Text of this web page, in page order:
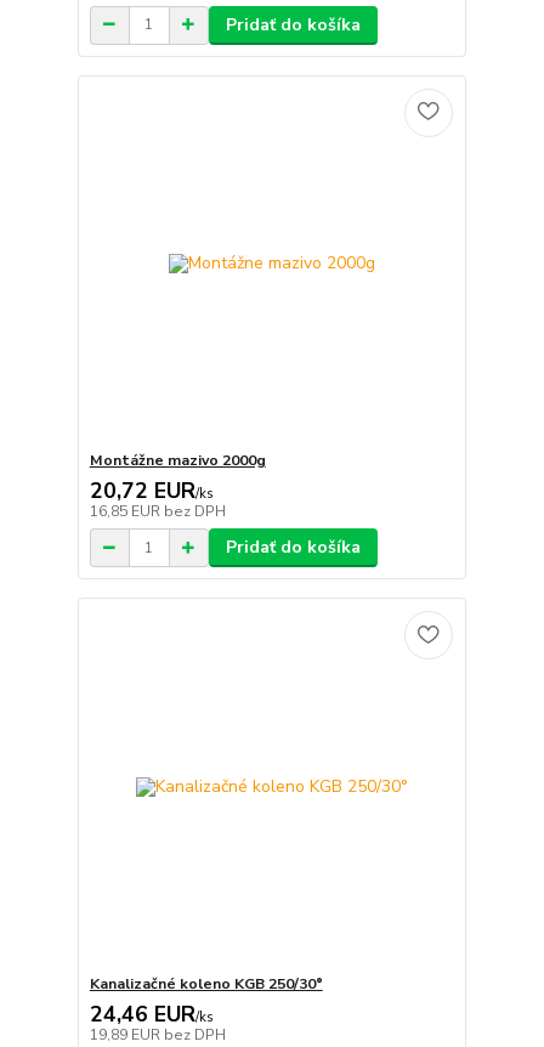
Pridať do košíka
Montážne mazivo 2000g
20,72 EUR/ks
16,85 EUR bez DPH
Pridať do košíka
Kanalizačné koleno KGB 250/30°
24,46 EUR/ks
19,89 EUR bez DPH